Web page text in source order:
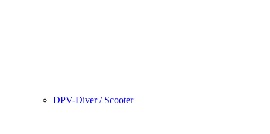
DPV-Diver / Scooter